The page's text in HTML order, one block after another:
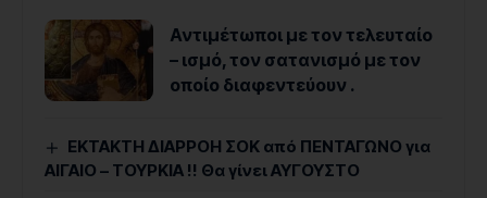
Αντιμέτωποι με τον τελευταίο
– ισμό, τον σατανισμό με τον
οποίο διαφεντεύουν .
ΕΚΤΑΚΤΗ ΔΙΑΡΡΟΗ ΣΟΚ από ΠΕΝΤΑΓΩΝΟ για
ΑΙΓΑΙΟ – ΤΟΥΡΚΙΑ !! Θα γίνει ΑΥΓΟΥΣΤΟ